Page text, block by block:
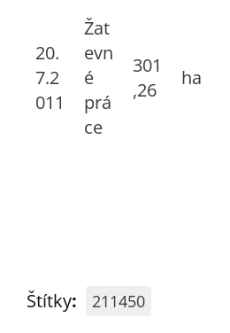
20.
7.2
011
Žat
evn
é
prá
ce
301
,26
ha
Štítky: 211450